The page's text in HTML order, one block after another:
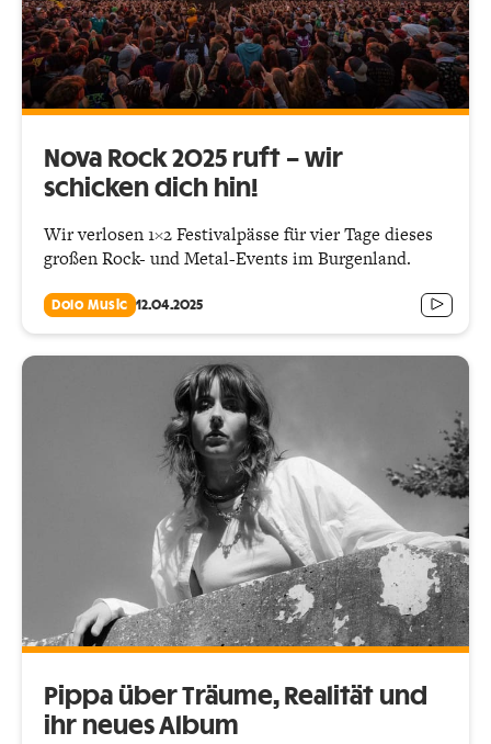
Nova Rock 2025 ruft – wir
schicken dich hin!
Wir verlosen 1×2 Festivalpässe für vier Tage dieses
großen Rock- und Metal-Events im Burgenland.
Dolo Music 12.04.2025
Pippa über Träume, Realität und
ihr neues Album